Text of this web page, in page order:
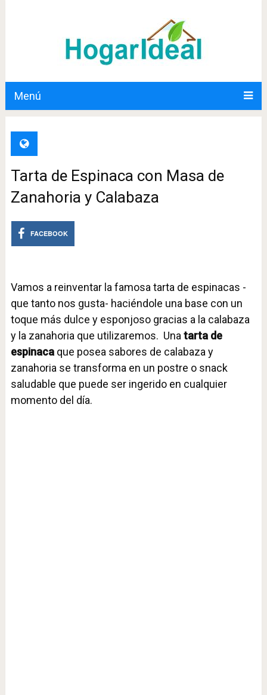
Menú
Tarta de Espinaca con Masa de
Zanahoria y Calabaza
FACEBOOK
Vamos a reinventar la famosa tarta de espinacas -
que tanto nos gusta- haciéndole una base con un
toque más dulce y esponjoso gracias a la calabaza
y la zanahoria que utilizaremos. Una tarta de
espinacaque posea sabores de calabaza y
zanahoria se transforma en un postre o snack
saludable que puede ser ingerido en cualquier
momento del día.